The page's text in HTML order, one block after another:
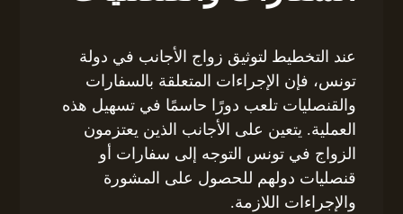
عند التخطيط لتوثيق زواج الأجانب في دولة
تونس، فإن الإجراءات المتعلقة بالسفارات
والقنصليات تلعب دورًا حاسمًا في تسهيل هذه
العملية. يتعين على الأجانب الذين يعتزمون
الزواج في تونس التوجه إلى سفارات أو
قنصليات دولهم للحصول على المشورة
والإجراءات اللازمة.